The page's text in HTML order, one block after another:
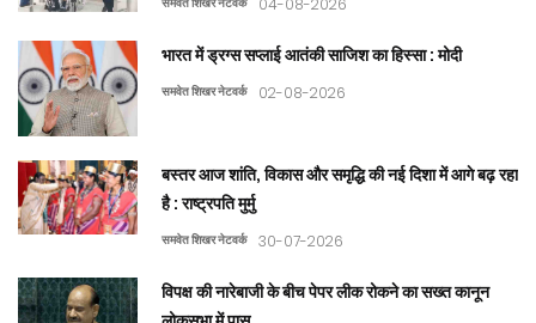
04-08-2026
भारत में ड्रग्स सप्लाई आतंकी साजिश का हिस्सा : मोदी
समवेत शिखर नेटवर्क 02-08-2026
बस्तर आज शांति, विकास और समृद्धि की नई दिशा में आगे बढ़ रहा
है : राष्ट्रपति मुर्मु
समवेत शिखर नेटवर्क 30-07-2026
विपक्ष की नारेबाजी के बीच पेपर लीक रोकने का सख्त कानून